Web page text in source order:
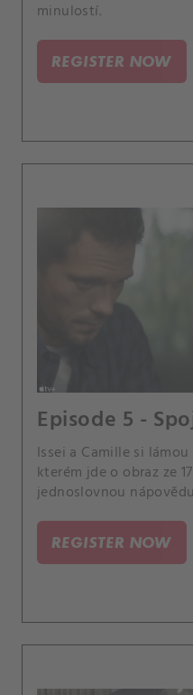
minulostí.
REGISTER NOW
Episode 5 -
Issei a Camille si
kterém jde o obraz ze
jednoslovnou
REGISTER NOW